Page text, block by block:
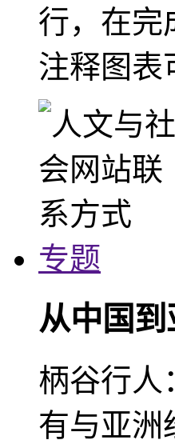
行，在完
注释图表
专题
从中国到
柄谷行人
有与亚洲